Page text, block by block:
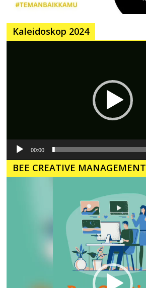
Kaleidoskop 2024
00:00
BEE CREATIVE MANAGEMENT